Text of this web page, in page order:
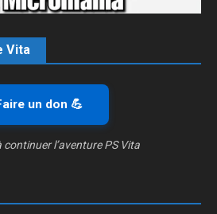
Vita
un don 💪
continuer l’aventure PS Vita